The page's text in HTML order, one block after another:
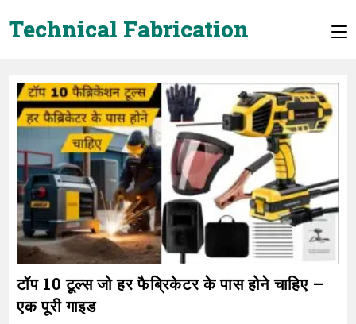
toTechnical Fabrication
टॉप 10 टूल्स जो हर फैब्रिकेटर के पास होने चाहिए –
एक पूरी गाइड